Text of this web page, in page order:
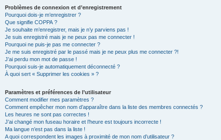
Problèmes de connexion et d’enregistrement
Pourquoi dois-je m’enregistrer ?
Que signifie COPPA ?
Je souhaite m’enregistrer, mais je n’y parviens pas !
Je suis enregistré mais je ne peux pas me connecter !
Pourquoi ne puis-je pas me connecter ?
Je me suis enregistré par le passé mais je ne peux plus me connecter ?!
J’ai perdu mon mot de passe !
Pourquoi suis-je automatiquement déconnecté ?
À quoi sert « Supprimer les cookies » ?
Paramètres et préférences de l’utilisateur
Comment modifier mes paramètres ?
Comment empêcher mon nom d’apparaître dans la liste des membres connectés ?
Les heures ne sont pas correctes !
J’ai changé mon fuseau horaire et l’heure est toujours incorrecte !
Ma langue n’est pas dans la liste !
A quoi correspondent les images à proximité de mon nom d’utilisateur ?